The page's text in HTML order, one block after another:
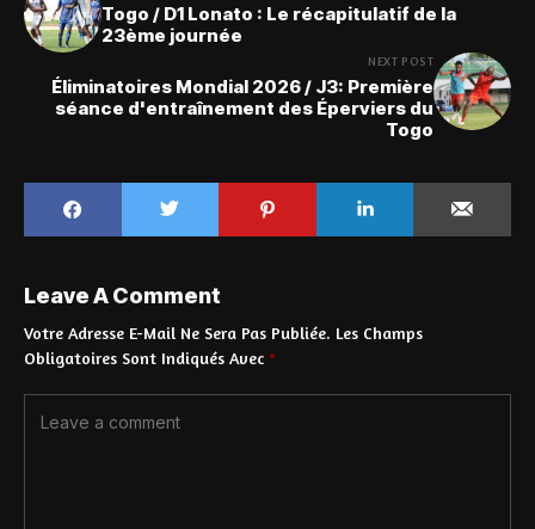
Togo / D1 Lonato : Le récapitulatif de la
23ème journée
NEXT POST
Éliminatoires Mondial 2026 / J3: Première
séance d'entraînement des Éperviers du
Togo
Leave A Comment
Votre Adresse E-Mail Ne Sera Pas Publiée. Les Champs
Obligatoires Sont Indiqués Avec *